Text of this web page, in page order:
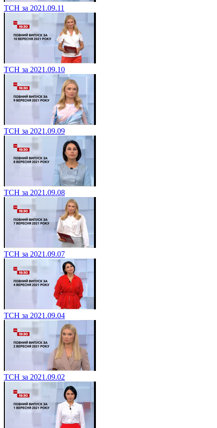
ТСН за 2021.09.11
ТСН за 2021.09.10
ТСН за 2021.09.09
ТСН за 2021.09.08
ТСН за 2021.09.07
ТСН за 2021.09.04
ТСН за 2021.09.02